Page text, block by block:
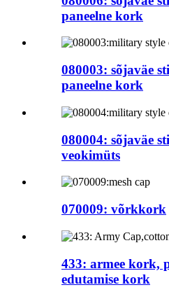
paneelne kork
080003: sõjaväe
paneelne kork
080004: sõjaväe
veokimüts
070009: võrkkork
433: armee kork,
edutamise kork